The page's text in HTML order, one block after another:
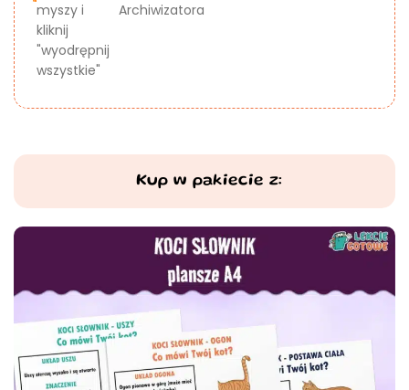
myszy i
kliknij
"wyodrępnij
wszystkie"
Archiwizatora
Kup w pakiecie z: